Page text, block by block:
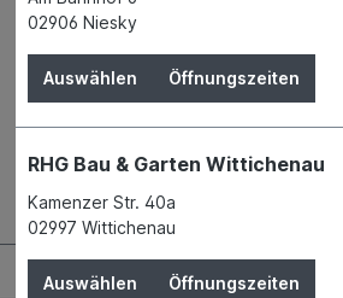
Kontaktdaten und Öffnungszeiten
02906 Niesky
Auswählen Öffnungszeiten
RHG Bau & Garten Wittichenau
Kamenzer Str. 40a
02997 Wittichenau
Auswählen Öffnungszeiten